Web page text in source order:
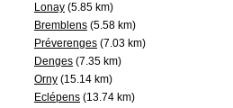
Lonay (5.85 km)
Bremblens (5.58 km)
Préverenges (7.03 km)
Denges (7.35 km)
Orny (15.14 km)
Eclépens (13.74 km)